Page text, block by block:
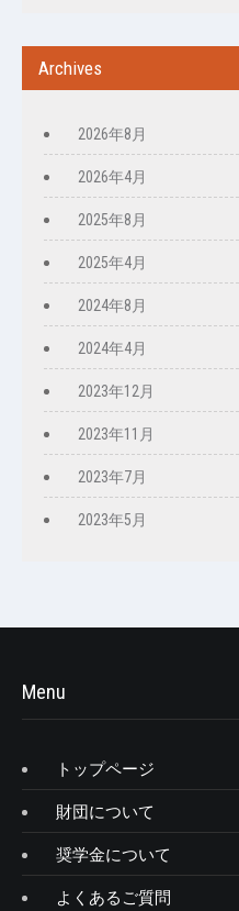
Archives
2026年8月
2026年4月
2025年8月
2025年4月
2024年8月
2024年4月
2023年12月
2023年11月
2023年7月
2023年5月
Menu
トップページ
財団について
奨学金について
よくあるご質問